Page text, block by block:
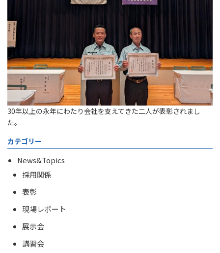
30年以上の永年にわたり会社を支えてきた二人が表彰されまし
た。
カテゴリー
News&Topics
採用関係
表彰
現場レポート
展示会
講習会